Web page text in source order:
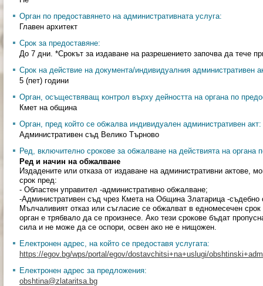
Орган по предоставянето на административната услуга:
Главен архитект
Срок за предоставяне:
До 7 дни. *Срокът за издаване на разрешението започва да тече
Срок на действие на документа/индивидуалния административен
5 (пет) години
Орган, осъществяващ контрол върху дейността на органа по
Кмет на община
Орган, пред който се обжалва индивидуален административен акт:
Административен съд Велико Търново
Ред, включително срокове за обжалване на действията на органа
Ред и начин на обжалване
Издадените или отказа от издаване на административни актове,
срок пред:
- Областен управител -административно обжалване;
-Административен съд чрез Кмета на Община Златарица -съдебно
Мълчаливият отказ или съгласие се обжалват в едномесечен
орган е трябвало да се произнесе. Ако тези срокове бъдат
сила и не може да се оспори, освен ако не е нищожен.
Електронен адрес, на който се предоставя услугата:
https://egov.bg/wps/portal/egov/dostavchitsi+na+uslugi/
Електронен адрес за предложения:
obshtina@zlataritsa.bg